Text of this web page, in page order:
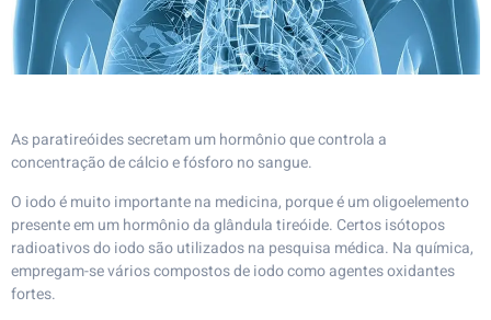
As paratireóides secretam um hormônio que controla a
concentração de cálcio e fósforo no sangue.
O iodo é muito importante na medicina, porque é um oligoelemento
presente em um hormônio da glândula tireóide. Certos isótopos
radioativos do iodo são utilizados na pesquisa médica. Na química,
empregam-se vários compostos de iodo como agentes oxidantes
fortes.